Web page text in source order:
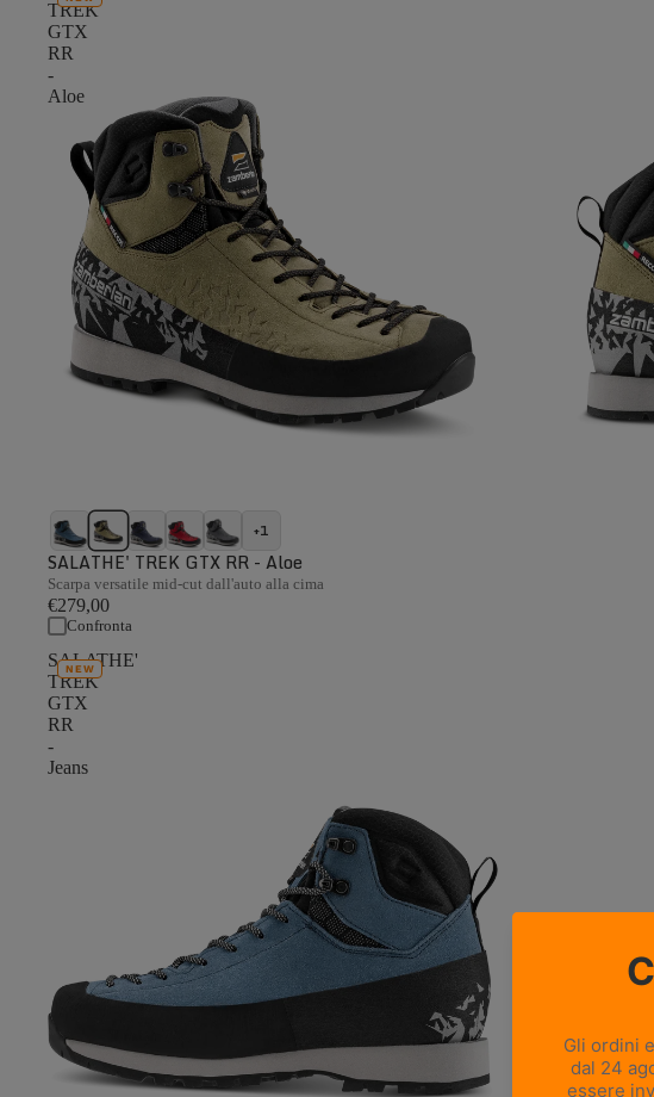
TREK
GTX
RR
-
Aloe
+1
SALATHE' TREK GTX RR - Aloe
Scarpa versatile mid-cut dall'auto alla cima
€279,00
Confronta
SALATHE'
TREK
GTX
RR
-
Jeans
NEW